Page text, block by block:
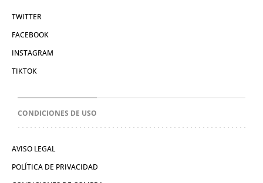
TWITTER
FACEBOOK
INSTAGRAM
TIKTOK
CONDICIONES DE USO
AVISO LEGAL
POLÍTICA DE PRIVACIDAD